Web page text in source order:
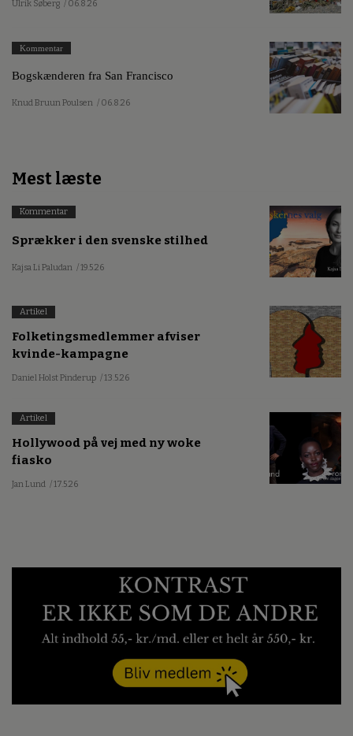
Ulrik Søberg / 06.8.26
Kommentar
Bogskænderen fra San Francisco
Knud Bruun Poulsen / 06.8.26
Mest læste
Kommentar
Sprækker i den svenske stilhed
Kajsa Li Paludan / 19.5.26
Artikel
Folketingsmedlemmer afviser
kvinde-kampagne
Daniel Holst Pinderup / 13.5.26
Artikel
Hollywood på vej med ny woke
fiasko
Jan Lund / 17.5.26